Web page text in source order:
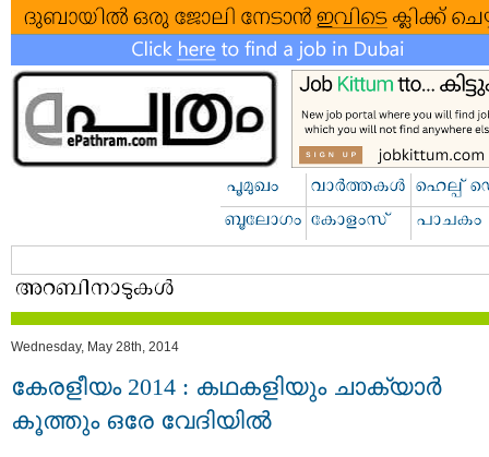
Wednesday, May 28th, 2014
കേരളീയം 2014 : കഥകളിയും ചാക്യാര്‍
കൂത്തും ഒരേ വേദിയില്‍